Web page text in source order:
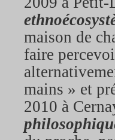
maison de
faire
mains » et
2010 à